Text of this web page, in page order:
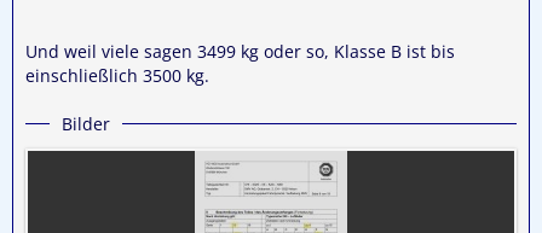
Und weil viele sagen 3499 kg oder so, Klasse B ist bis
einschließlich 3500 kg.
Bilder